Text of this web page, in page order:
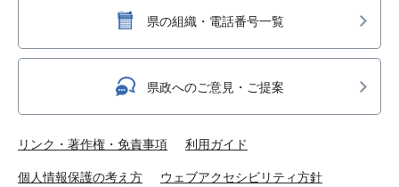
県の組織・電話番号一覧
県政へのご意見・ご提案
リンク・著作権・免責事項 利用ガイド
個人情報保護の考え方 ウェブアクセシビリティ方針